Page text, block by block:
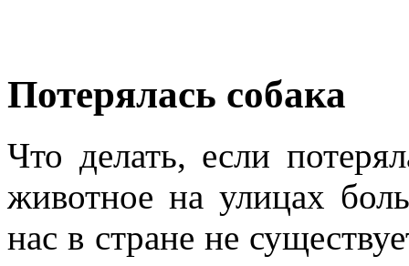
Потерялась собака
Что делать, если
животное на улицах
нас в стране не